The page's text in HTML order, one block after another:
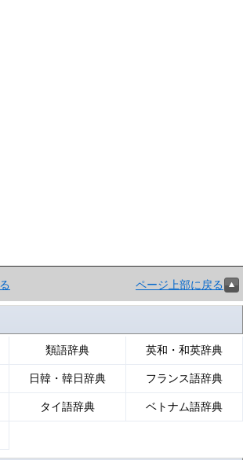
ページ上部に戻る
類語辞典 英和・和英辞典
日韓・韓日辞典 フランス語辞典
タイ語辞典 ベトナム語辞典